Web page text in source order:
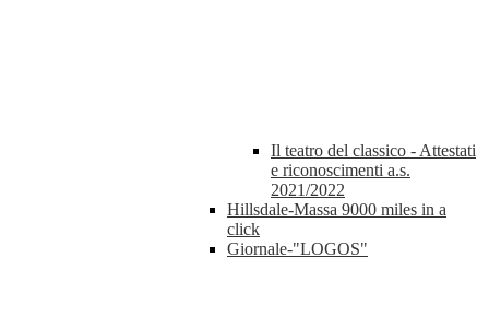
Il teatro del classico - Attestati
e riconoscimenti a.s.
2021/2022
Hillsdale-Massa 9000 miles in a
click
Giornale-"LOGOS"